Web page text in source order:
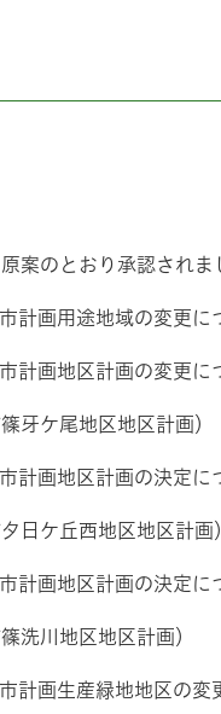
案のとおり承認されま
画用途地域の変更に
画地区計画の変更に
地区地区計画）
画地区計画の決定に
西地区地区計画
画地区計画の決定に
区地区計画）
画生産緑地地区の変